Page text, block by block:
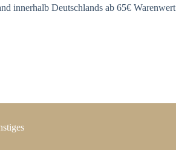
innerhalb Deutschlands ab 65€ Warenwert